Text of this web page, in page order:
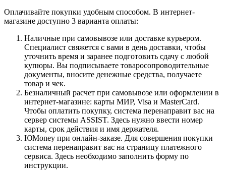
Оплачивайте покупки удобным способом. В интернет-
магазине доступно 3 варианта оплаты:
Наличные при самовывозе или доставке курьером.
Специалист свяжется с вами в день доставки, чтобы
уточнить время и заранее подготовить сдачу с любой
купюры. Вы подписываете товаросопроводительные
документы, вносите денежные средства, получаете
товар и чек.
Безналичный расчет при самовывозе или оформлении в
интернет-магазине: карты МИР, Visa и MasterCard.
Чтобы оплатить покупку, система перенаправит вас на
сервер системы ASSIST. Здесь нужно ввести номер
карты, срок действия и имя держателя.
ЮMoney при онлайн-заказе. Для совершения покупки
система перенаправит вас на страницу платежного
сервиса. Здесь необходимо заполнить форму по
инструкции.